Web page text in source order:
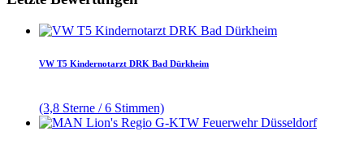
VW T5 Kindernotarzt DRK Bad Dürkheim
(3,8 Sterne / 6 Stimmen)